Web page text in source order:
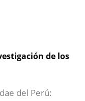
de los
del Perú: